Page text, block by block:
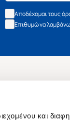
και
Αποδέχομαι τους
Επιθυμώ να